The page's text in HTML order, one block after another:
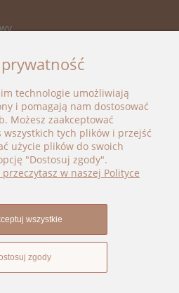
technologie umożliwiają
i pomagają nam dostosować
Możesz zaakceptować
tych plików i przejść
użycie plików do swoich
"Dostosuj zgody".
w naszej Polityce
zgody
wszystkie